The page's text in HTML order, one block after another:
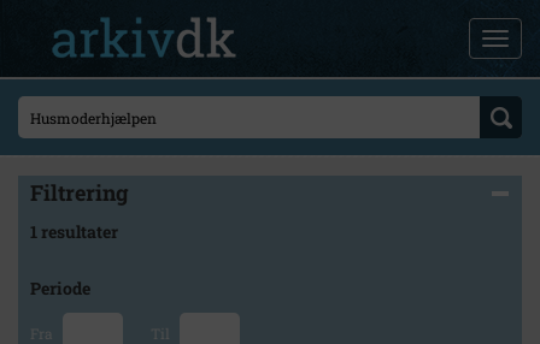
Filtrering
1 resultater
Periode
Fra Til